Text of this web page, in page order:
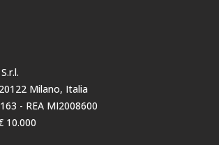
Milano, Italia
- REA MI2008600
10.000